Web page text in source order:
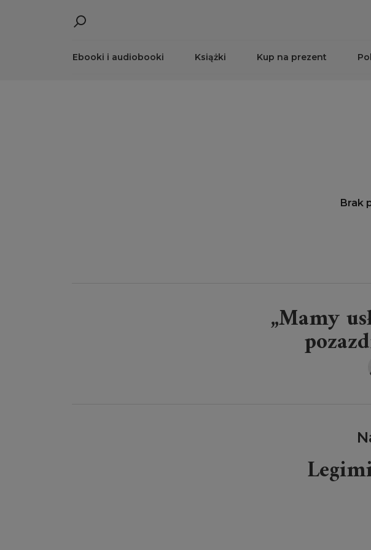
Ebooki i audiobooki Książki Kup na prezent
Brak
„Mamy